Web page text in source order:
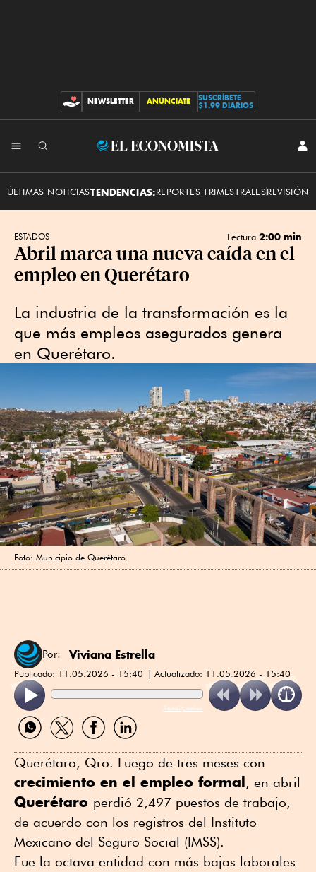
CONTRIBUCIONES
NEWSLETTER ANÚNCIATE
SUSCRÍBETE
$1.99 DIARIOS
El
ÚLTIMAS NOTICIASTENDENCIAS:REPORTES TRIMESTRALESREVISIÓN
ESTADOS Lectura 2:00 min
Abril marca una nueva caída en el
empleo en Querétaro
La industria de la transformación es la
que más empleos asegurados genera
en Querétaro.
Foto: Municipio de Querétaro.
Por: Viviana Estrella
Publicado: 11.05.2026 - 15:40 Actualizado: 11.05.2026 - 15:40
ReadSpeaker
Compartir
por
Compartir
por
Compartir
por
Compartir
por
Querétaro, Qro. Luego de tres meses con
crecimiento en el empleo formal, en abril
Querétaro perdió 2,497 puestos de trabajo,
de acuerdo con los registros del Instituto
Mexicano del Seguro Social (IMSS).
Fue la octava entidad con más bajas laborales